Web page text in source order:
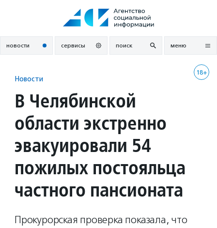
новости сервисы поиск меню
18+
Новости
В Челябинской
области экстренно
эвакуировали 54
пожилых постояльца
частного пансионата
Прокурорская проверка показала, что